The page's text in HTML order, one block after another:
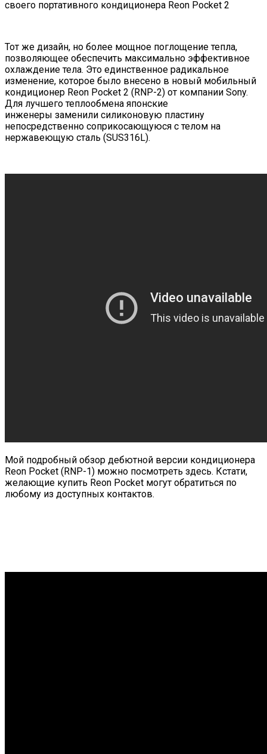
Тот же дизайн, но более мощное поглощение тепла,
позволяющее обеспечить максимально эффективное
охлаждение тела. Это единственное радикальное
изменение, которое было внесено в новый мобильный
кондиционер Reon Pocket 2 (RNP-2) от компании Sony.
Для лучшего теплообмена японские
инженеры заменили силиконовую пластину
непосредственно соприкосающуюся с телом на
нержавеющую сталь (SUS316L).
Мой подробный обзор дебютной версии кондиционера
Reon Pocket (RNP-1) можно посмотреть здесь. Кстати,
желающие купить Reon Pocket могут обратиться по
любому из доступных контактов.